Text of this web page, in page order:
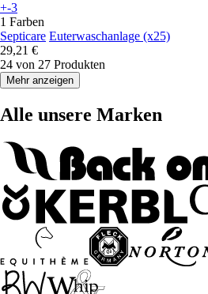
+-3
1 Farben
Septicare Euterwaschanlage (x25)
29,21 €
24 von 27 Produkten
Mehr anzeigen
Alle unsere Marken